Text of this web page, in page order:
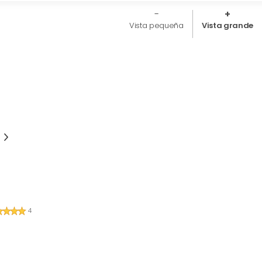
Vista pequeña Vista grande
4